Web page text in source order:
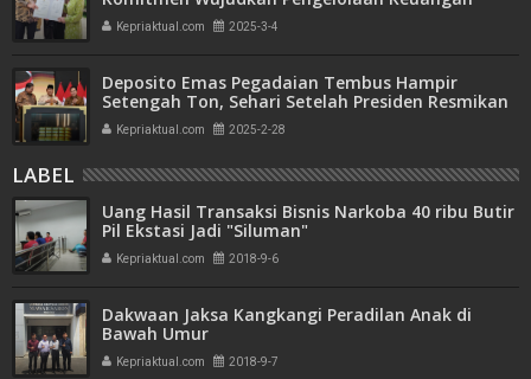
Transparan dan Akuntabel
Kepriaktual.com 2025-3-4
Deposito Emas Pegadaian Tembus Hampir
Setengah Ton, Sehari Setelah Presiden Resmikan
Bank Emas
Kepriaktual.com 2025-2-28
LABEL
Uang Hasil Transaksi Bisnis Narkoba 40 ribu Butir
Pil Ekstasi Jadi "Siluman"
Kepriaktual.com 2018-9-6
Dakwaan Jaksa Kangkangi Peradilan Anak di
Bawah Umur
Kepriaktual.com 2018-9-7